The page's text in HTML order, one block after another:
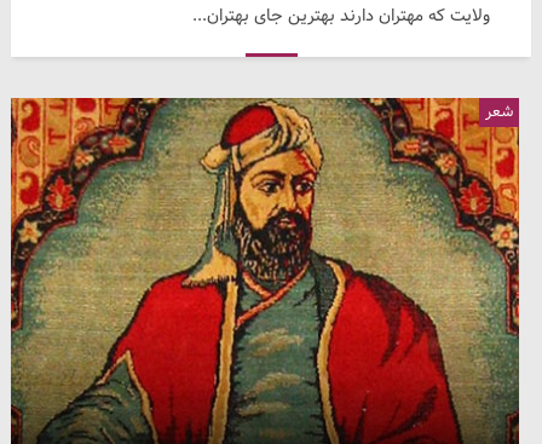
ولایت که مهتران دارند بهترین جای بهتران...
شعر